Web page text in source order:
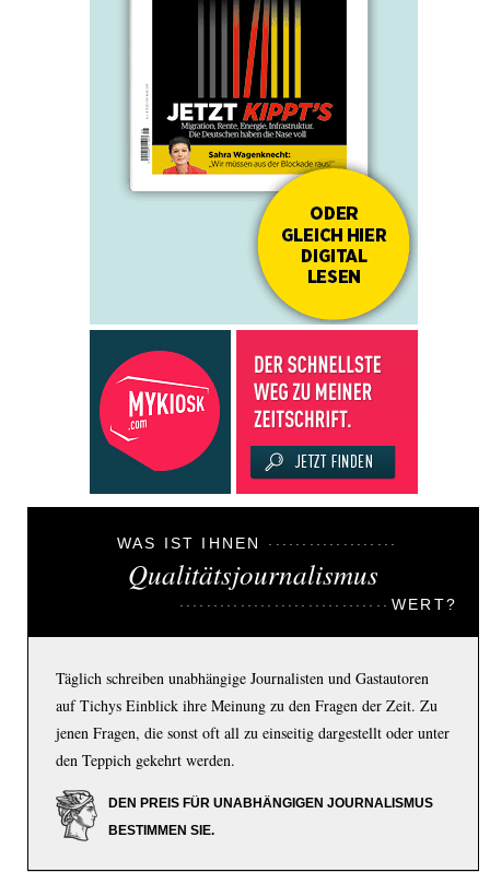
WAS IST IHNEN
Qualitätsjournalismus
WERT?
Täglich schreiben unabhängige Journalisten und Gastautoren
auf Tichys Einblick ihre Meinung zu den Fragen der Zeit. Zu
jenen Fragen, die sonst oft all zu einseitig dargestellt oder unter
den Teppich gekehrt werden.
DEN PREIS FÜR UNABHÄNGIGEN JOURNALISMUS
BESTIMMEN SIE.